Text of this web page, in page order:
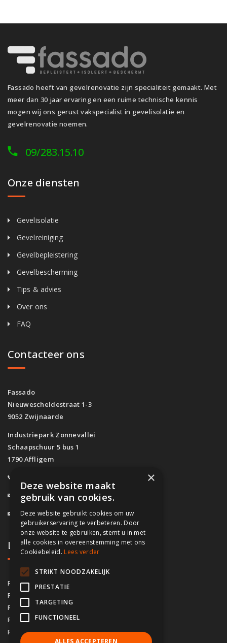
Fassado heeft van gevelrenovatie zijn specialiteit gemaakt. Met
meer dan 30 jaar ervaring en een ruime technische kennis
mogen wij ons gerust vakspecialist in gevelisolatie en
gevelrenovatie noemen.
09/283.15.10
Onze diensten
Gevelisolatie
Gevelreiniging
Gevelbepleistering
Gevelbescherming
Tips & advies
Over ons
FAQ
Contacteer ons
Fassado
Nieuwescheldestraat 1-3
9052 Zwijnaarde
Industriepark Zonnevallei
Schaapschuur 5 bus 1
1790 Affligem
info@fassado.be
BTW: BE 0700.617.934
Lokaal contact
Regio Antwerpen
Regio Brussel
Regio Gent 09/283.15.10
Regio Brugge 050/76.00.21
Regio Kortrijk 056/92.10.73
×
Deze website maakt
gebruik van cookies.
Deze website gebruikt cookies om uw
gebruikerservaring te verbeteren. Door
onze website te gebruiken, stemt u in met
alle cookies in overeenstemming met ons
Cookiebeleid. Lees verder
STRIKT NOODZAKELIJK
PRESTATIE
TARGETING
FUNCTIONEEL
ALLES ACCEPTEREN